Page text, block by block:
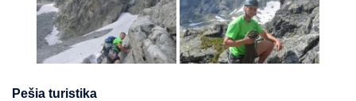
Pešia turistika